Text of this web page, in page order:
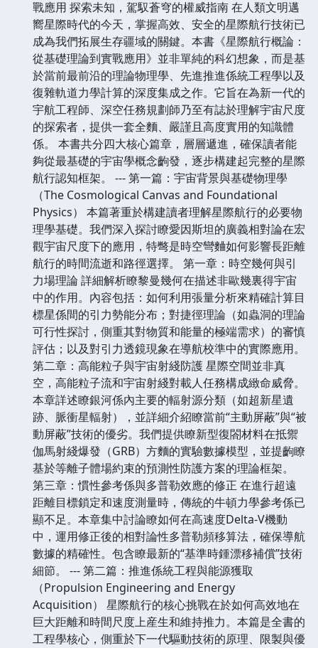
戰應用 探索未知，駕馭蒼穹的權威指南 在人類文明邁
嚮星際時代的今天，掌握高效、安全的星際航行技術已
成為我們拓展生存疆域的關鍵。本書《星際航行概論：
從基礎理論到實戰應用》並非單純的科幻想象，而是基
於當前最前沿的理論物理學、先進推進係統工程學以及
復雜軌道力學計算的深度集成之作。它旨在為新一代的
宇航工程師、深空任務規劃師乃至有誌於理解宇宙尺度
的探索者，提供一套全麵、嚴謹且高度實用的知識體
係。 本書共分四大核心篇章，層層遞進，確保讀者能
夠從最基礎的宇宙學概念齣發，逐步構建起完整的星際
航行認知框架。 --- 第一篇：宇宙背景與基礎物理學
（The Cosmological Canvas and Foundational
Physics） 本篇著重於構建讀者理解星際航行的必要物
理學基礎。我們深入探討瞭愛因斯坦的廣義相對論在宏
觀宇宙尺度下的應用，特彆是時空彎麯如何影響長距離
航行的時間流逝和路徑選擇。 第一章：時空幾何與引
力場理論 詳細解析瞭黎曼幾何在描述非歐幾裏得宇宙
中的作用。內容包括：如何利用張量分析來精確計算目
標星係間的引力勢能分布；對捷徑理論（如蟲洞的理論
可行性探討，側重其對物質和能量的極端需求）的審慎
評估；以及對引力透鏡現象在導航校準中的實際應用。
第二章：高能粒子與宇宙射綫防護 星際空間並非真
空，高能粒子流和宇宙射綫對載人任務構成緻命威脅。
本章詳述瞭銀河係內主要的輻射源分類（如超新星遺
跡、脈衝星輻射），並詳細介紹瞭當前“主動屏蔽”與“被
動屏蔽”技術的優劣。我們提供瞭新型復閤材料在抵禦
伽馬射綫爆發（GRB）方麵的實驗數據模型，並提齣瞭
基於等離子體場約束的預測性防護方案的理論框架。
第三章：慣性參考係與多普勒效應的修正 在進行超遠
距離目標鎖定和速度測量時，傳統的牛頓力學參考係已
顯不足。本章集中討論瞭如何在高速度Delta-V機動
中，運用修正後的相對論性多普勒頻移算法，確保導航
數據的精確性。包含瞭最新的“基準時鍾漂移補償”技術
細節。 --- 第二篇：推進係統工程與能源獲取
（Propulsion Engineering and Energy
Acquisition） 星際航行的核心挑戰在於如何高效地在
巨大距離和時間尺度上産生和維持推力。本篇是全書的
工程學核心，側重於下一代驅動技術的原理、限製與優